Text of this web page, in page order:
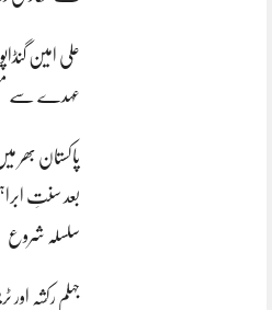
علی امین
عہدے سے
پاکستان بھر
بعد سنتِ
سلسلہ شروع
جہلم رکشہ اور